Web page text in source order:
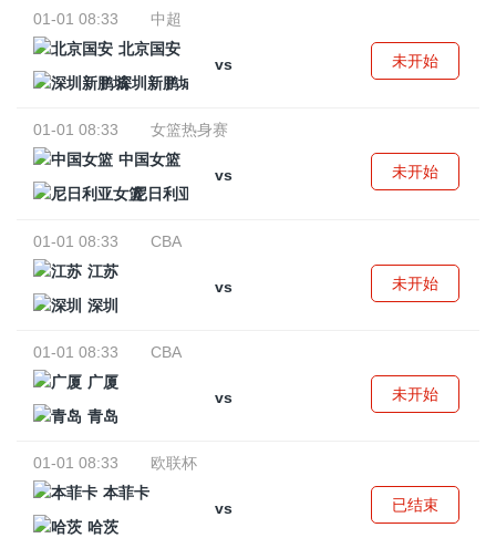
01-01 08:33
中超
北京国安
vs
深圳新鹏城
未开始
01-01 08:33
女篮热身赛
中国女篮
vs
尼日利亚女篮
未开始
01-01 08:33
CBA
江苏
vs
深圳
未开始
01-01 08:33
CBA
广厦
vs
青岛
未开始
01-01 08:33
欧联杯
本菲卡
vs
哈茨
已结束